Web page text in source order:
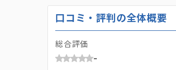
口コミ・評判の全体概要
総合評価
-